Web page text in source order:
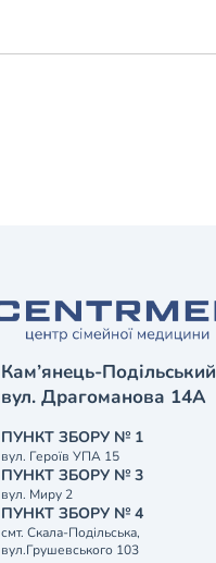
Кам’янець-Подільський
вул. Драгоманова 14А
ПУНКТ ЗБОРУ № 1
вул. Героїв УПА 15
ПУНКТ ЗБОРУ № 3
вул. Миру 2
ПУНКТ ЗБОРУ № 4
смт. Скала-Подільська,
вул.Грушевського 103